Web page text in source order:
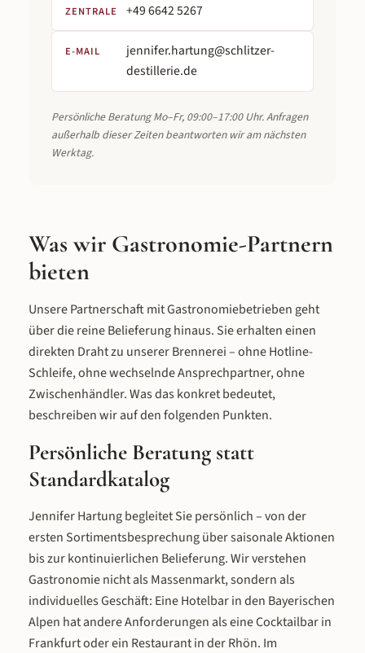
ZENTRALE +49 6642 5267
E-MAIL
jennifer.hartung@schlitzer-
destillerie.de
Persönliche Beratung Mo–Fr, 09:00–17:00 Uhr. Anfragen
außerhalb dieser Zeiten beantworten wir am nächsten
Werktag.
Was wir Gastronomie-Partnern
bieten
Unsere Partnerschaft mit Gastronomiebetrieben geht
über die reine Belieferung hinaus. Sie erhalten einen
direkten Draht zu unserer Brennerei – ohne Hotline-
Schleife, ohne wechselnde Ansprechpartner, ohne
Zwischenhändler. Was das konkret bedeutet,
beschreiben wir auf den folgenden Punkten.
Persönliche Beratung statt
Standardkatalog
Jennifer Hartung begleitet Sie persönlich – von der
ersten Sortimentsbesprechung über saisonale Aktionen
bis zur kontinuierlichen Belieferung. Wir verstehen
Gastronomie nicht als Massenmarkt, sondern als
individuelles Geschäft: Eine Hotelbar in den Bayerischen
Alpen hat andere Anforderungen als eine Cocktailbar in
Frankfurt oder ein Restaurant in der Rhön. Im